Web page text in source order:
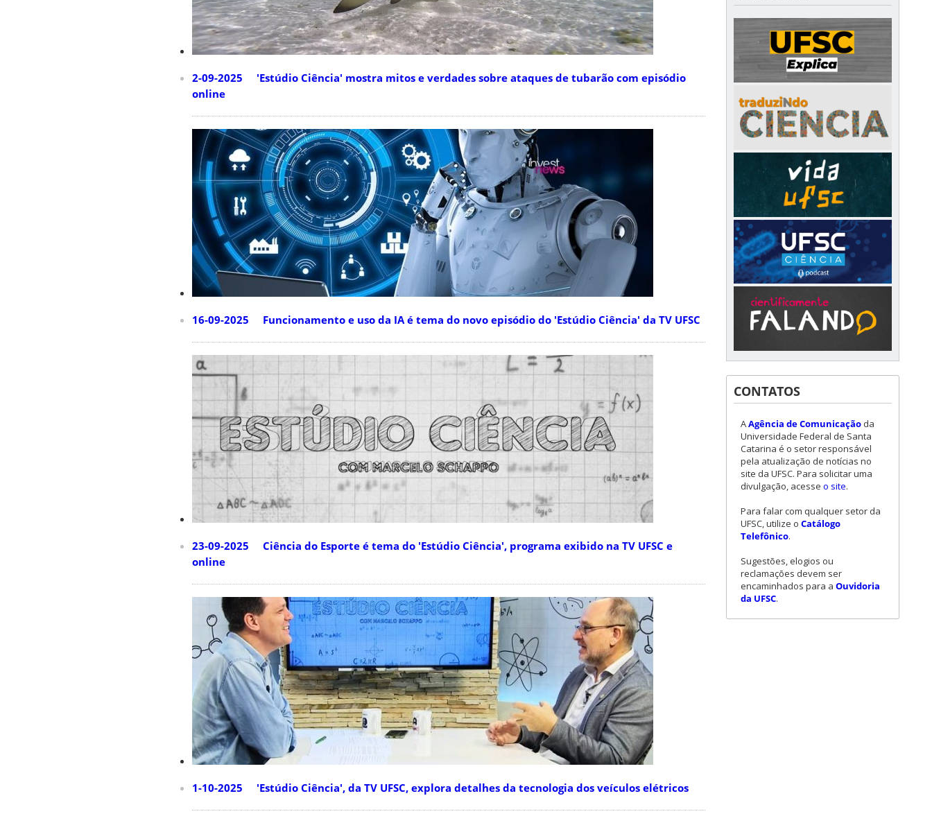
2-09-2025 'Estúdio Ciência' mostra mitos e verdades sobre ataques de tubarão com episódio
online
16-09-2025 Funcionamento e uso da IA é tema do novo episódio do 'Estúdio Ciência' da TV UFSC
23-09-2025 Ciência do Esporte é tema do 'Estúdio Ciência', programa exibido na TV UFSC e
online
1-10-2025 'Estúdio Ciência', da TV UFSC, explora detalhes da tecnologia dos veículos elétricos
CONTATOS
AAgência de Comunicação da
Universidade Federal de Santa
Catarina é o setor responsável
pela atualização de notícias no
site da UFSC. Para solicitar uma
divulgação, acesse o site.
Para falar com qualquer setor da
UFSC, utilize o Catálogo
Telefônico.
Sugestões, elogios ou
reclamações devem ser
encaminhados para a Ouvidoria
da UFSC.